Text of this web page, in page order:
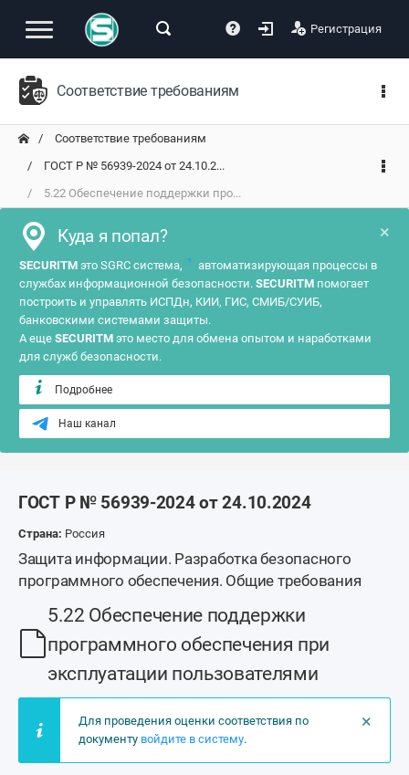
Регистрация
Соответствие требованиям
Соответствие требованиям
ГОСТ Р № 56939-2024 от 24.10.2...
5.22 Обеспечение поддержки про...
×
Куда я попал?
SECURITM это SGRC система, ?
автоматизирующая процессы в
службах информационной безопасности. SECURITM помогает
построить и управлять ИСПДн, КИИ, ГИС, СМИБ/СУИБ,
банковскими системами защиты.
А еще SECURITM это место для обмена опытом и наработками
для служб безопасности.
Подробнее
Наш канал
ГОСТ Р № 56939-2024 от 24.10.2024
Страна: Россия
Защита информации. Разработка безопасного
программного обеспечения. Общие требования
5.22 Обеспечение поддержки
программного обеспечения при
эксплуатации пользователями
×
Для проведения оценки соответствия по
документу войдите в систему.